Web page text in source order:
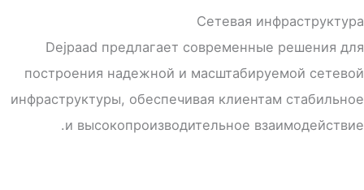
Сетевая инфраструктура
Dejpaad предлагает современные решения для
построения надежной и масштабируемой сетевой
инфраструктуры, обеспечивая клиентам стабильное
и высокопроизводительное взаимодействие.